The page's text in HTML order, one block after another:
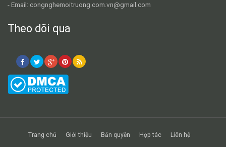
- Email: congnghemoitruong.com.vn@gmail.com
Theo dõi qua
Trang chủ Giới thiệu Bản quyền Hợp tác Liên hệ